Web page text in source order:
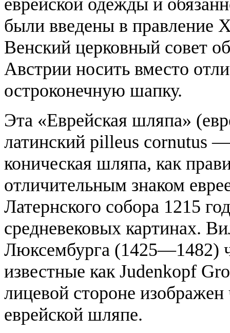
были введены в правление
Венский церковный совет
Австрии носить вместо
остроконечную шапку.
Эта «Еврейская шляпа»
латинский pilleus cornutus
коническая шляпа, как
отличительным знаком
Латернского собора 1215
средневековых картинах.
Люксембурга (1425—1482)
известные как Judenkopf
лицевой стороне
еврейской шляпе.